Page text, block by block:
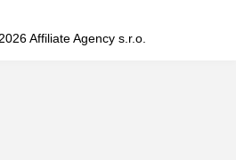
Affiliate Agency s.r.o.